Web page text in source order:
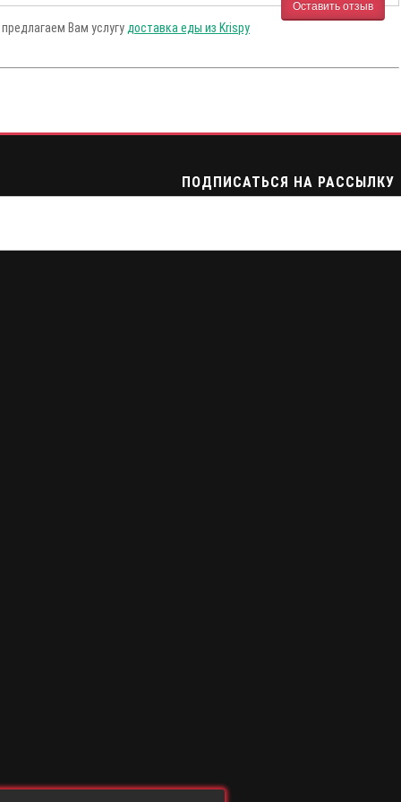
Оставить отзыв
Вам услугу доставка еды из Krispy
ПОДПИСАТЬСЯ НА РАССЫЛКУ